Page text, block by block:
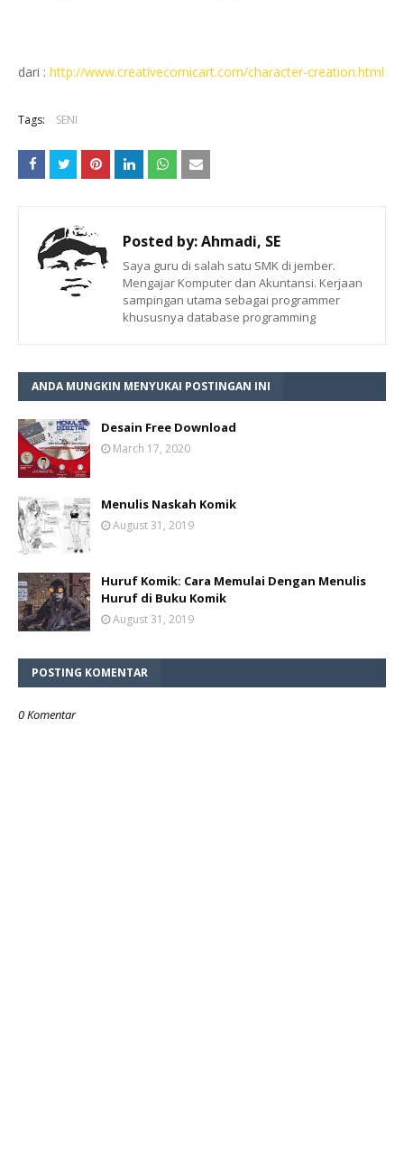
dari : http://www.creativecomicart.com/character-creation.html
Tags: SENI
Posted by:Ahmadi, SE
Saya guru di salah satu SMK di jember.
Mengajar Komputer dan Akuntansi. Kerjaan
sampingan utama sebagai programmer
khususnya database programming
ANDA MUNGKIN MENYUKAI POSTINGAN INI
Desain Free Download
March 17, 2020
Menulis Naskah Komik
August 31, 2019
Huruf Komik: Cara Memulai Dengan Menulis
Huruf di Buku Komik
August 31, 2019
POSTING KOMENTAR
0 Komentar